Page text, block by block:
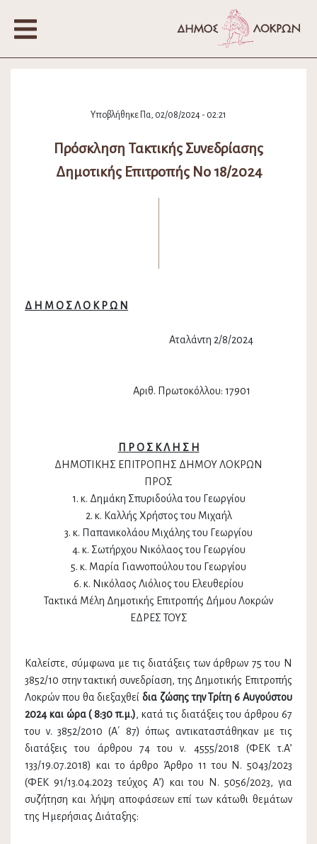
Υποβλήθηκε Πα, 02/08/2024 - 02:21
Πρόσκληση Τακτικής Συνεδρίασης
Δημοτικής Επιτροπής Νο 18/2024
Δ Η Μ Ο Σ Λ Ο Κ Ρ Ω Ν
Αταλάντη 2/8/2024
Αριθ. Πρωτοκόλλου: 17901
Π Ρ Ο Σ Κ Λ Η Σ Η
ΔΗΜΟΤΙΚΗΣ ΕΠΙΤΡΟΠΗΣ ΔΗΜΟΥ ΛΟΚΡΩΝ
ΠΡΟΣ
1. κ. Δημάκη Σπυριδούλα του Γεωργίου
2. κ. Καλλής Χρήστος του Μιχαήλ
3. κ. Παπανικολάου Μιχάλης του Γεωργίου
4. κ. Σωτήρχου Νικόλαος του Γεωργίου
5. κ. Μαρία Γιαννοπούλου του Γεωργίου
6. κ. Νικόλαος Λιόλιος του Ελευθερίου
Τακτικά Μέλη Δημοτικής Επιτροπής Δήμου Λοκρών
ΕΔΡΕΣ ΤΟΥΣ
Καλείστε, σύμφωνα με τις διατάξεις των άρθρων 75 του Ν
3852/10 στην τακτική συνεδρίαση, της Δημοτικής Επιτροπής
Λοκρών που θα διεξαχθεί δια ζώσης την Τρίτη 6 Αυγούστου
2024 και ώρα ( 8:30 π.μ.), κατά τις διατάξεις του άρθρου 67
του ν. 3852/2010 (Α΄ 87) όπως αντικαταστάθηκαν με τις
διατάξεις του άρθρου 74 του ν. 4555/2018 (ΦΕΚ τ.Α’
133/19.07.2018) και το άρθρο Άρθρο 11 του Ν. 5043/2023
(ΦΕΚ 91/13.04.2023 τεύχος Α’) και του Ν. 5056/2023, για
συζήτηση και λήψη αποφάσεων επί των κάτωθι θεμάτων
της Ημερήσιας Διάταξης: